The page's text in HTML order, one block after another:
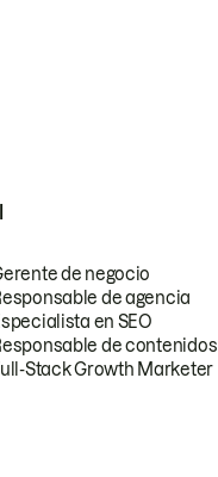
de negocio
de agencia
en SEO
de contenidos
Stack Growth Marketer